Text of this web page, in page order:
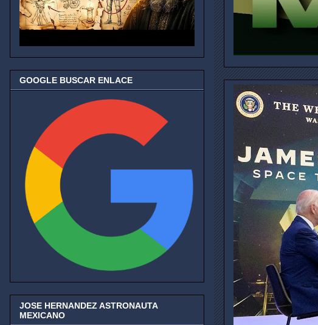
GOOGLE BUSCAR ENLACE
JOSE HERNANDEZ ASTRONAUTA
MEXICANO